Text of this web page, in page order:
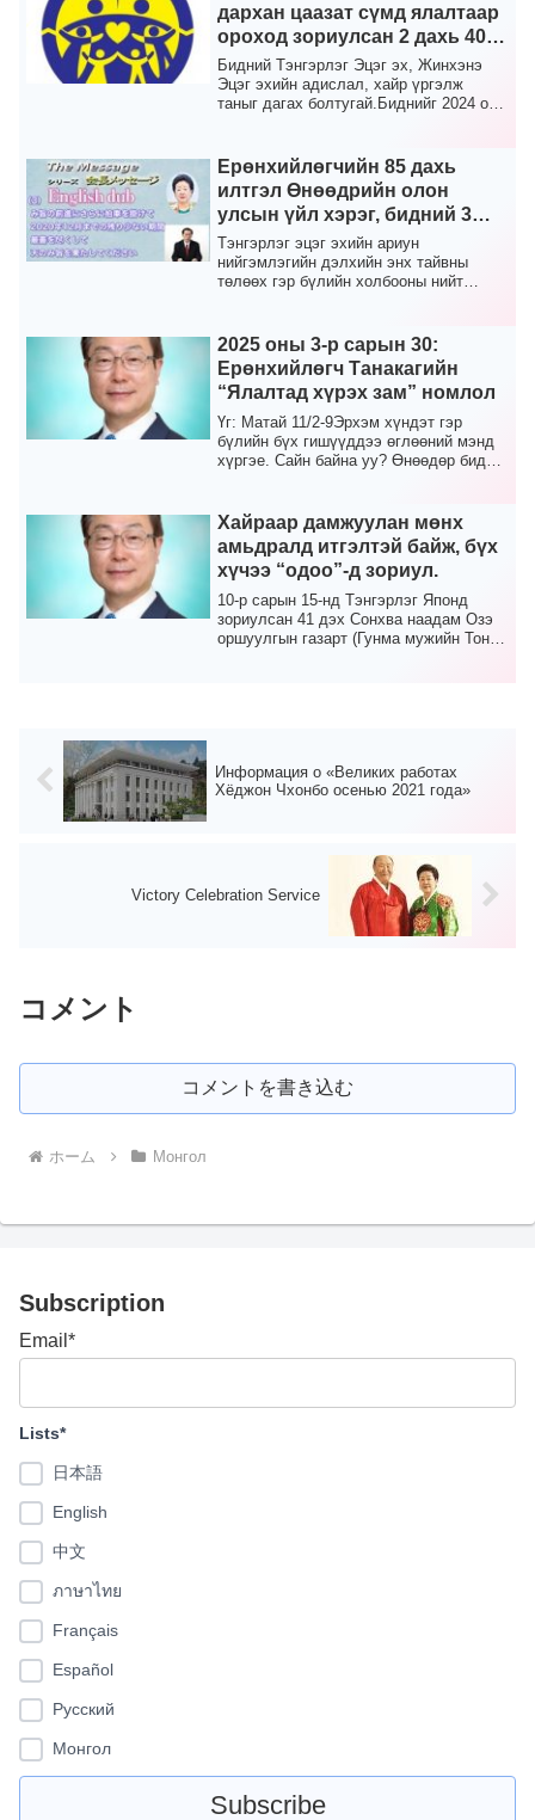
дархан цаазат сүмд ялалтаар
ороход зориулсан 2 дахь 40
хоногийн онцгой мөргөлийн
үе
Бидний Тэнгэрлэг Эцэг эх, Жинхэнэ
Эцэг эхийн адислал, хайр үргэлж
таныг дагах болтугай.Биднийг 2024 оны
Ерөнхийлөгчийн 85 дахь
илтгэл Өнөөдрийн олон
улсын үйл хэрэг, бидний 3
том зорилгын дагуу хийсэн
прогноз төлөв
Тэнгэрлэг эцэг эхийн ариун
нийгэмлэгийн дэлхийн энх тайвны
төлөөх гэр бүлийн холбооны нийт
2025 оны 3-р сарын 30:
Ерөнхийлөгч Танакагийн
“Ялалтад хүрэх зам” номлол
Үг: Матай 11/2-9Эрхэм хүндэт гэр
бүлийн бүх гишүүддээ өглөөний мэнд
хүргэе. Сайн байна уу? Өнөөдөр бид
Хайраар дамжуулан мөнх
амьдралд итгэлтэй байж, бүх
хүчээ “одоо”-д зориул.
10-р сарын 15-нд Тэнгэрлэг Японд
зориулсан 41 дэх Сонхва наадам Озэ
оршуулгын газарт (Гунма мужийн Тоне
Информация о «Великих работах
Хёджон Чхонбо осенью 2021 года»
Victory Celebration Service
コメント
コメントを書き込む
ホーム Монгол
Subscription
Email*
Lists*
日本語
English
中文
ภาษาไทย
Français
Español
Pусский
Монгол